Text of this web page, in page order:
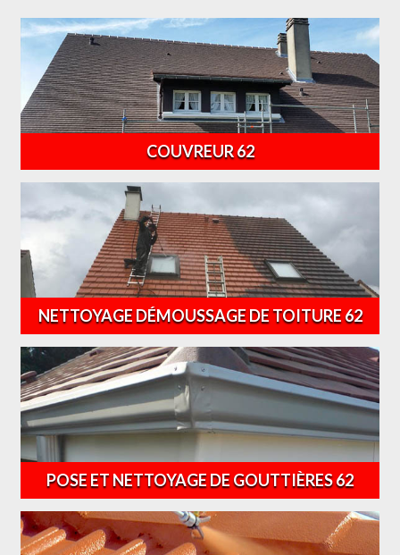
COUVREUR 62
NETTOYAGE DÉMOUSSAGE DE TOITURE 62
POSE ET NETTOYAGE DE GOUTTIÈRES 62